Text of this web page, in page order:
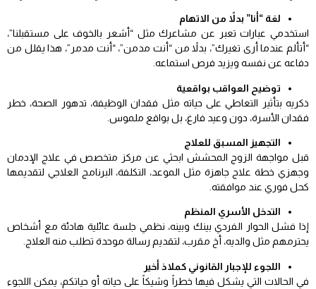
لغة “أنا” بدلاً من الاتهام
استخدمي عبارات تعبر عن مشاعرك مثل “أشعر بالخوف على مستقبلنا”،
“أتألم عندما أرى تغيرك”، بدلاً من “أنت مدمن”، “أنت مدمر”، هذا يقلل من
دفاعه عن نفسه ويزيد فرص استماعه.
توضيح العواقب بواقعية
ذكريه بتأثير التعاطي على حياته مثل فقدان الوظيفة، تدهور الصحة، خطر
فقدان الأسرة، دون وعيد فارغ، بل بواقع ملموس.
التجهيز المسبق للعلاج
قبل مواجهة الزوج المحشش ابحثي عن مركز متخصص في علاج الإدمان
وجهزي خطة علاج جاهزة مثل الموعد، التكلفة، البرنامج العلاجي لتقديمها
كحل فوري عند موافقته.
التدخل الأسري المنظم
إذا فشل الحوار الفردي بينك وبينه، نظمي جلسة عائلية هادئة مع أشخاص
يحترمهم مثل والديه، أخ مقرب، لتقديم رسالة موحدة تطلب منه العلاج.
اللجوء للإجبار القانوني كملاذ أخير
في الحالات التي يشكل فيها خطراً وشيكاً على حياته أو حياتكم، يمكن اللجوء